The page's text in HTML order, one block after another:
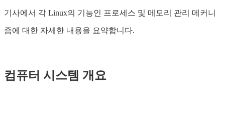
기사에서 각 Linux의 기능인 프로세스 및 메모리 관리 메커니
즘에 대한 자세한 내용을 요약합니다.
컴퓨터 시스템 개요